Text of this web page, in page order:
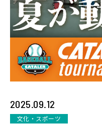
2025.09.12
文化・スポーツ